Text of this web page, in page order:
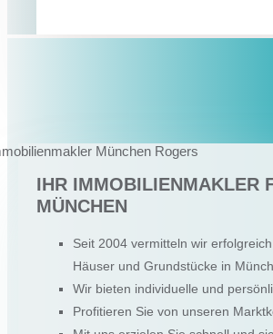
IHR IMMOBILIENMAKLER
MÜNCHEN
Seit 2004 vermitteln wir
Häuser und Grundstücke in
Wir bieten individuelle und
Profitieren Sie von unseren